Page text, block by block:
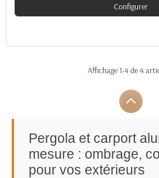
Configurer
Affichage 1-4 de 4
Pergola et carport
mesure : ombrage,
pour vos extérieurs